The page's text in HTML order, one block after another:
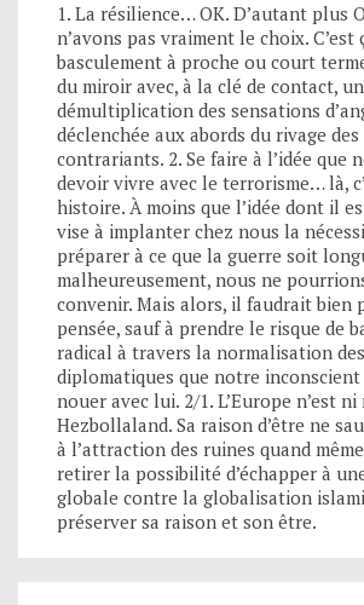
1. La résilience… OK. D’autant plus
n’avons pas vraiment le choix. C’est
basculement à proche ou court
du miroir avec, à la clé de contact,
démultiplication des sensations
déclenchée aux abords du rivage des
contrariants. 2. Se faire à l’idée que
devoir vivre avec le terrorisme… là,
histoire. À moins que l’idée dont il
vise à implanter chez nous la
préparer à ce que la guerre soit
malheureusement, nous ne
convenir. Mais alors, il faudrait bien
pensée, sauf à prendre le risque de
radical à travers la normalisation
diplomatiques que notre
nouer avec lui. 2/1. L’Europe n’est ni
Hezbollaland. Sa raison d’être ne
à l’attraction des ruines quand
retirer la possibilité d’échapper à
globale contre la globalisation
préserver sa raison et son être.